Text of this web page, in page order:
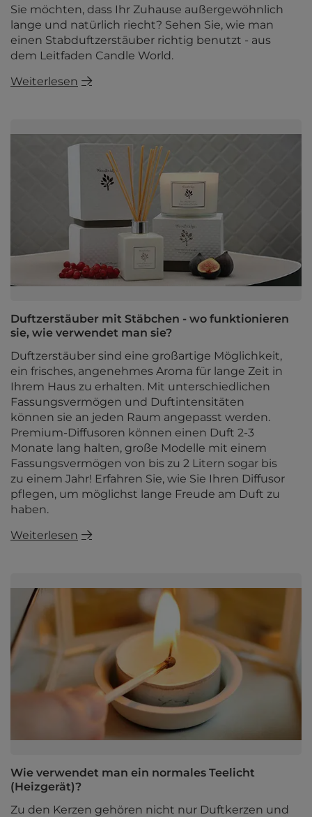
Sie möchten, dass Ihr Zuhause außergewöhnlich
lange und natürlich riecht? Sehen Sie, wie man
einen Stabduftzerstäuber richtig benutzt - aus
dem Leitfaden Candle World.
Weiterlesen
Duftzerstäuber mit Stäbchen - wo funktionieren
sie, wie verwendet man sie?
Duftzerstäuber sind eine großartige Möglichkeit,
ein frisches, angenehmes Aroma für lange Zeit in
Ihrem Haus zu erhalten. Mit unterschiedlichen
Fassungsvermögen und Duftintensitäten
können sie an jeden Raum angepasst werden.
Premium-Diffusoren können einen Duft 2-3
Monate lang halten, große Modelle mit einem
Fassungsvermögen von bis zu 2 Litern sogar bis
zu einem Jahr! Erfahren Sie, wie Sie Ihren Diffusor
pflegen, um möglichst lange Freude am Duft zu
haben.
Weiterlesen
Wie verwendet man ein normales Teelicht
(Heizgerät)?
Zu den Kerzen gehören nicht nur Duftkerzen und